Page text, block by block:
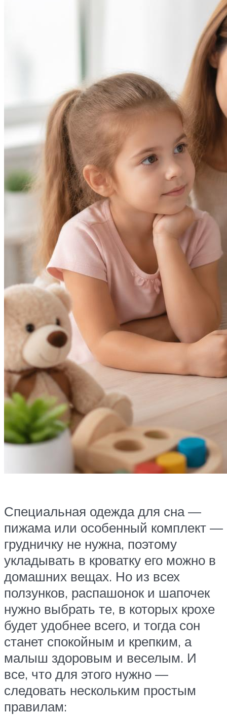
Специальная одежда для сна —
пижама или особенный комплект —
грудничку не нужна, поэтому
укладывать в кроватку его можно в
домашних вещах. Но из всех
ползунков, распашонок и шапочек
нужно выбрать те, в которых крохе
будет удобнее всего, и тогда сон
станет спокойным и крепким, а
малыш здоровым и веселым. И
все, что для этого нужно —
следовать нескольким простым
правилам: